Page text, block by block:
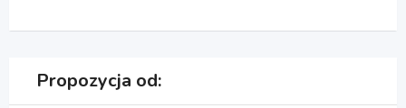
Propozycja od: